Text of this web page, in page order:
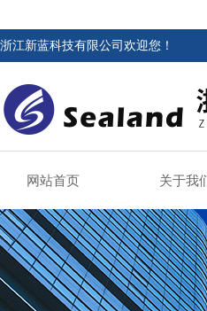
浙江新蓝科技有限公司欢迎您！
网站首页 关于我